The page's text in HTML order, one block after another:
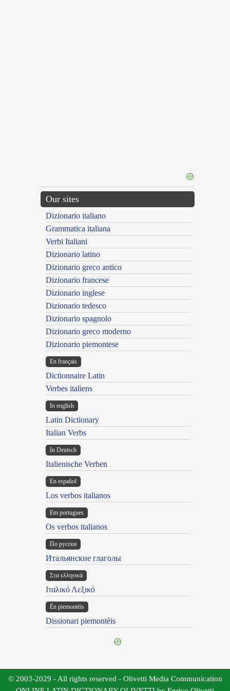
Our sites
Dizionario italiano
Grammatica italiana
Verbi Italiani
Dizionario latino
Dizionario greco antico
Dizionario francese
Dizionario inglese
Dizionario tedesco
Dizionario spagnolo
Dizionario greco moderno
Dizionario piemontese
En français
Dictionnaire Latin
Verbes italiens
In english
Latin Dictionary
Italian Verbs
In Deutsch
Italienische Verben
En español
Los verbos italianos
Em portugues
Os verbos italianos
По русски
Итальянские глаголы
Στα ελληνικά
Ιταλικό Λεξικό
Ën piemontèis
Dissionari piemontèis
© 2003-2029 - All rights reserved - Olivetti Media Communication